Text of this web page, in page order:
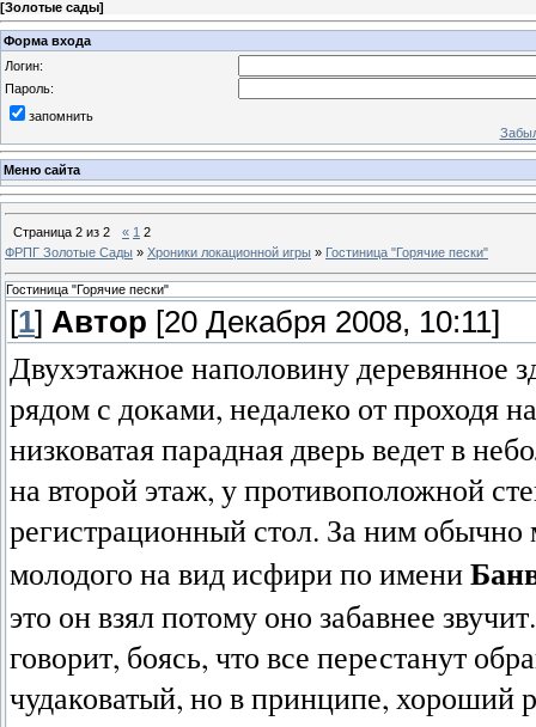
[Золотые сады]
Форма входа
Логин:
Пароль:
запомнить
Меню сайта
Страница 2 из 2 « 1 2
ФРПГ Золотые Сады » Хроники локационной игры » Гостиница "Горячие пески"
Гостиница "Горячие пески"
[1] Автор [20 Декабря 2008, 10:11]
Двухэтажное наполовину деревянное
рядом с доками, недалеко от проходя
низковатая парадная дверь ведет в
на второй этаж, у противоположной
регистрационный стол. За ним обычно
молодого на вид исфири по имени
это он взял потому оно забавнее
говорит, боясь, что все перестанут
чудаковатый, но в принципе, хороший